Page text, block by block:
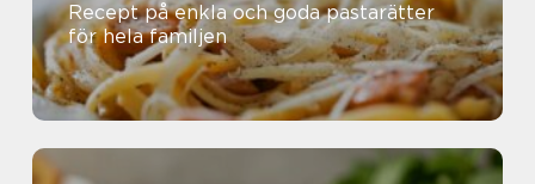
Recept på enkla och goda pastarätter
för hela familjen